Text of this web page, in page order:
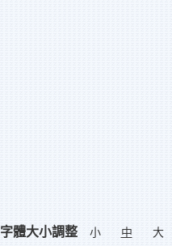
字體大小調整 小 中 大